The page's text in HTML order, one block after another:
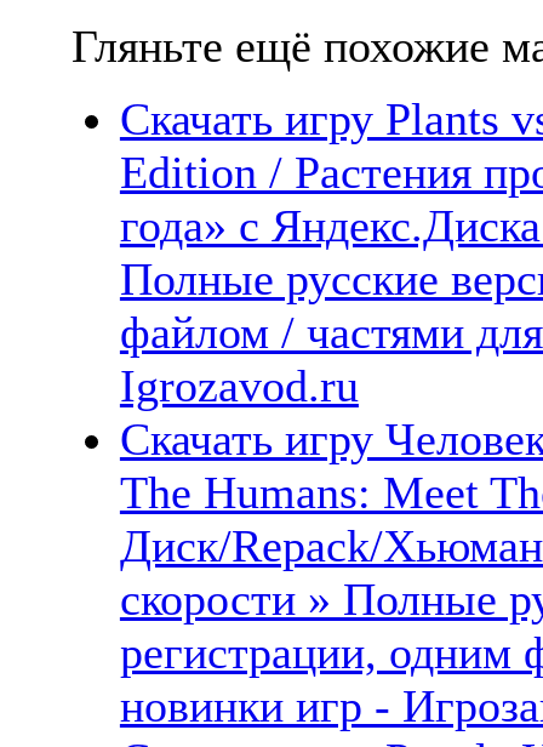
Гляньте ещё похожие
Скачать игру Plants
Edition / Растения
года» с
Полные русские
файлом / частями
Igrozavod.ru
Скачать игру
The Humans: Meet
Диск/Repack/
скорости » Полные
регистрации, одним
новинки игр -